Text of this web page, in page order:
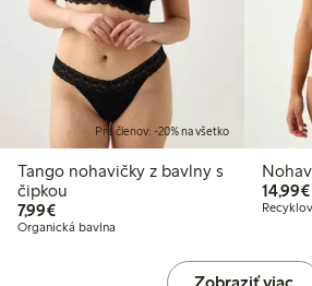
Pre členov: -20% na všetko
Tango nohavičky z bavlny s
čipkou
7,99€7,99 €
Organická bavlna
14,99€